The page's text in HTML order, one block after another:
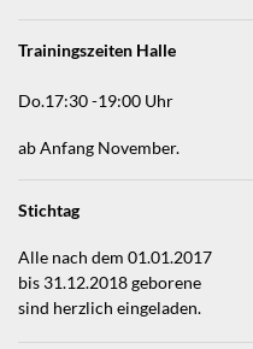
Trainingszeiten Halle
Do.17:30 -19:00 Uhr
ab Anfang November.
Stichtag
Alle nach dem 01.01.2017
bis 31.12.2018 geborene
sind herzlich eingeladen.